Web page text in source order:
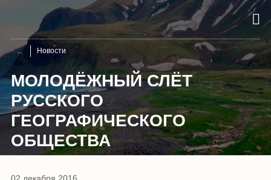
Новости
МОЛОДЁЖНЫЙ СЛЁТ
РУССКОГО
ГЕОГРАФИЧЕСКОГО
ОБЩЕСТВА
02 декабря 2016